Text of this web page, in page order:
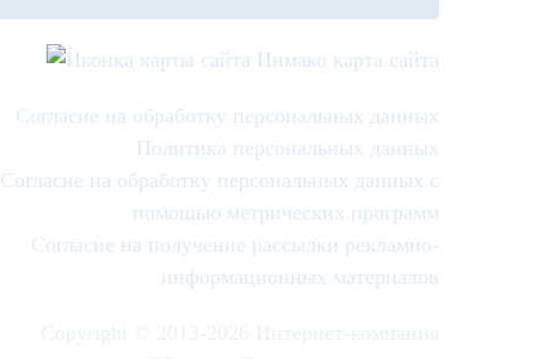
карта сайта
Согласие на обработку персональных данных
Политика персональных данных
Согласие на обработку персональных данных с
помощью метрических программ
Согласие на получение рассылки рекламно-
информационных материалов